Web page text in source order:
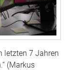
letzten 7 Jahren
(Markus